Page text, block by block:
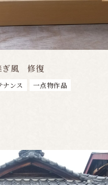
ぎ風 修復
ナンス
一点物作品